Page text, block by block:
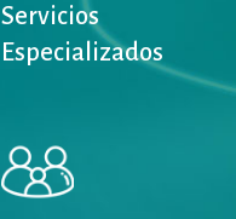
Servicios
Especializados